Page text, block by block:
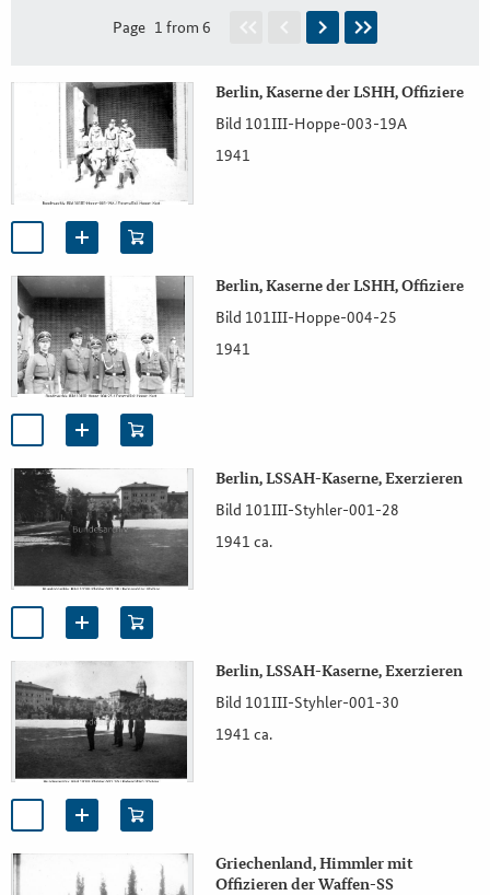
Page 1 from 6
Berlin, Kaserne der LSHH, Offiziere
Bild 101III-Hoppe-003-19A
1941
Berlin, Kaserne der LSHH, Offiziere
Bild 101III-Hoppe-004-25
1941
Berlin, LSSAH-Kaserne, Exerzieren
Bild 101III-Styhler-001-28
1941 ca.
Berlin, LSSAH-Kaserne, Exerzieren
Bild 101III-Styhler-001-30
1941 ca.
Griechenland, Himmler mit
Offizieren der Waffen-SS